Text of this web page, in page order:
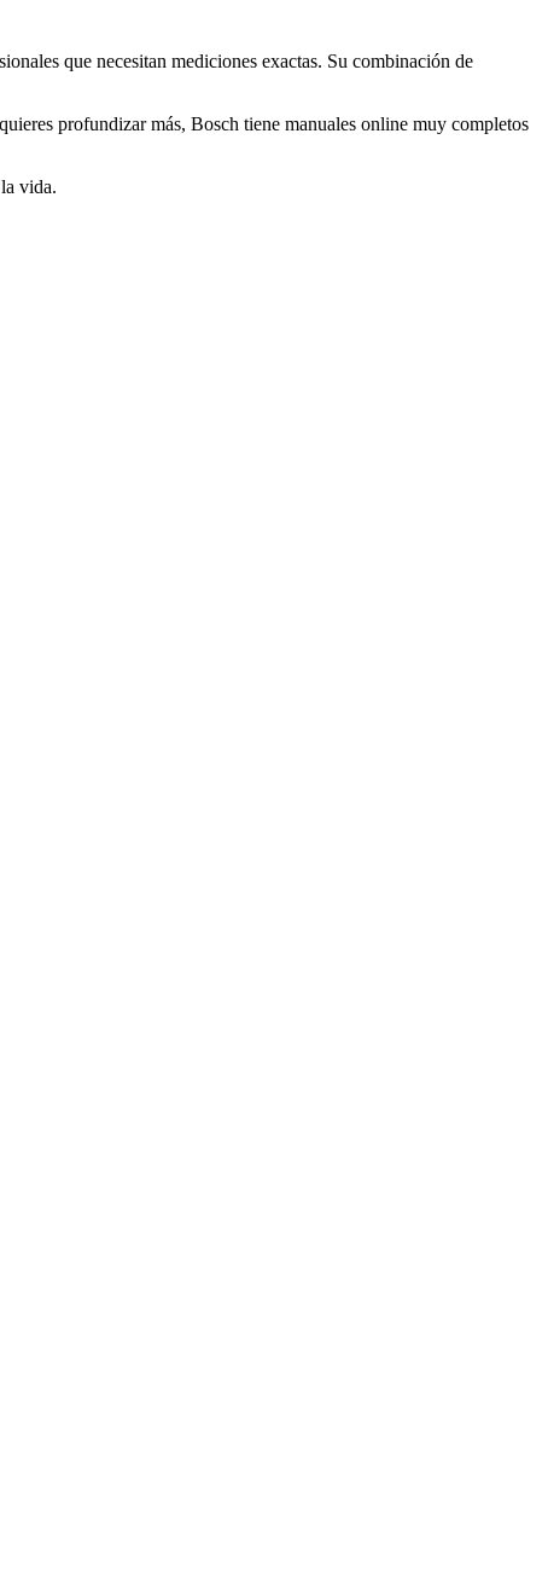
que necesitan mediciones exactas. Su combinación de
profundizar más, Bosch tiene manuales online muy completos
vida.